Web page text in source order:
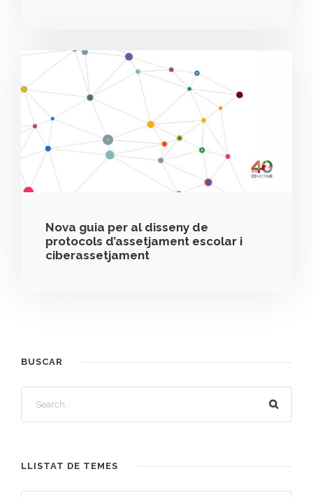
Nova guia per al disseny de
protocols d’assetjament escolar i
ciberassetjament
BUSCAR
LLISTAT DE TEMES